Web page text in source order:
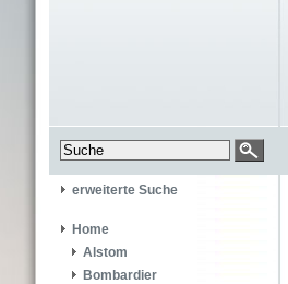
erweiterte Suche
Home
Alstom
Bombardier